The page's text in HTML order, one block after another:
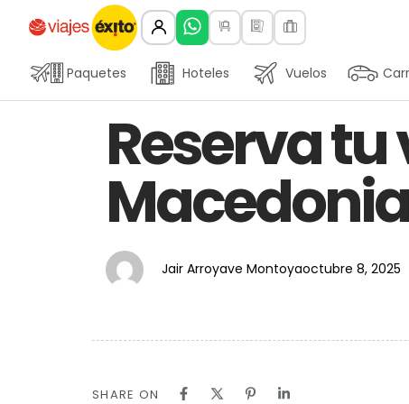
Paquetes Hoteles Vuelos
IN:
Reserva
Jair Arroyave Montoya
on:
octubre 8, 2025
SHARE ON